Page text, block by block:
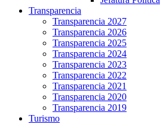
Transparencia
Transparencia 2027
Transparencia 2026
Transparencia 2025
Transparencia 2024
Transparencia 2023
Transparencia 2022
Transparencia 2021
Transparencia 2020
Transparencia 2019
Turismo